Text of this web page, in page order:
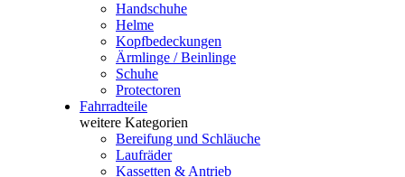
Handschuhe
Helme
Kopfbedeckungen
Ärmlinge / Beinlinge
Schuhe
Protectoren
Fahrradteile
weitere Kategorien
Bereifung und Schläuche
Laufräder
Kassetten & Antrieb